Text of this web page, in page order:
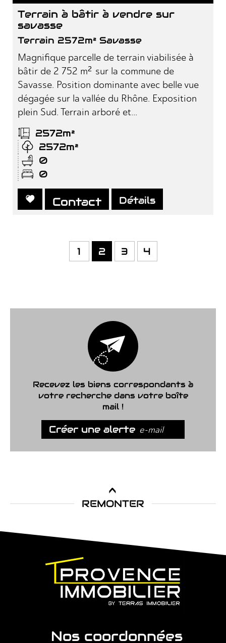
terrain à bâtir à vendre sur
savasse
Terrain 2572m² Savasse
Magnifique parcelle de terrain viabilisée à
bâtir de 2 752 m² sur la commune de
Savasse. Position dominante avec belle vue
dégagée sur la vallée du Rhône. Exposition
plein Sud. Terrain arboré et...
2572m²
2572m²
0
0
Contact Détails
1 2 3 4
Recevez les biens correspondants à
votre recherche dans votre boîte
mail !
Créer une alerte e-mail
REMONTER
Nos coordonnées